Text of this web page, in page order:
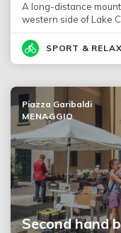
A long-distance
western side of Lake
SPORT & RELAX
Second hand
Piazza Garibaldi
MENAGGIO